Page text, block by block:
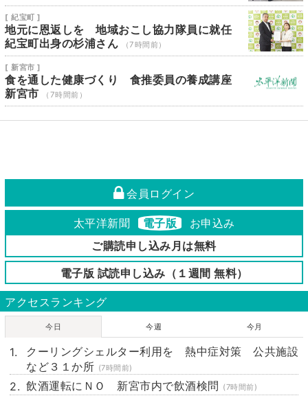
[ 紀宝町 ]
地元に恩返しを 地域おこし協力隊員に就任
紀宝町出身の杉浦さん
（7時間前）
[ 新宮市 ]
食を通した健康づくり 食推委員の養成講座
新宮市
（7時間前）
会員ログイン
太平洋新聞 電子版
お申込み
ご購読申し込み月は無料
電子版 試読申し込み（１週間 無料）
アクセスランキング
今日 今週 今月
クーリングシェルター利用を 熱中症対策 公共施設
など３１か所 (7時間前)
飲酒運転にＮＯ 新宮市内で飲酒検問 (7時間前)